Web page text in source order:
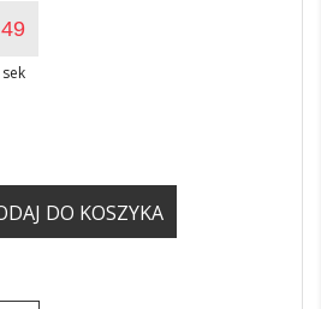
49
sek
DO KOSZYKA